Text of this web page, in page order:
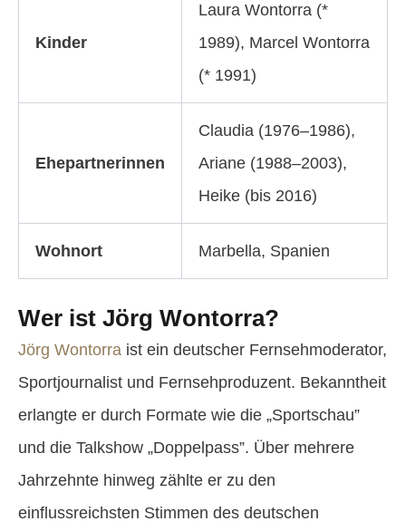
Kinder
Laura Wontorra (*
1989), Marcel Wontorra
(* 1991)
Ehepartnerinnen
Claudia (1976–1986),
Ariane (1988–2003),
Heike (bis 2016)
Wohnort Marbella, Spanien
Wer ist Jörg Wontorra?
Jörg Wontorra ist ein deutscher Fernsehmoderator,
Sportjournalist und Fernsehproduzent. Bekanntheit
erlangte er durch Formate wie die „Sportschau”
und die Talkshow „Doppelpass”. Über mehrere
Jahrzehnte hinweg zählte er zu den
einflussreichsten Stimmen des deutschen